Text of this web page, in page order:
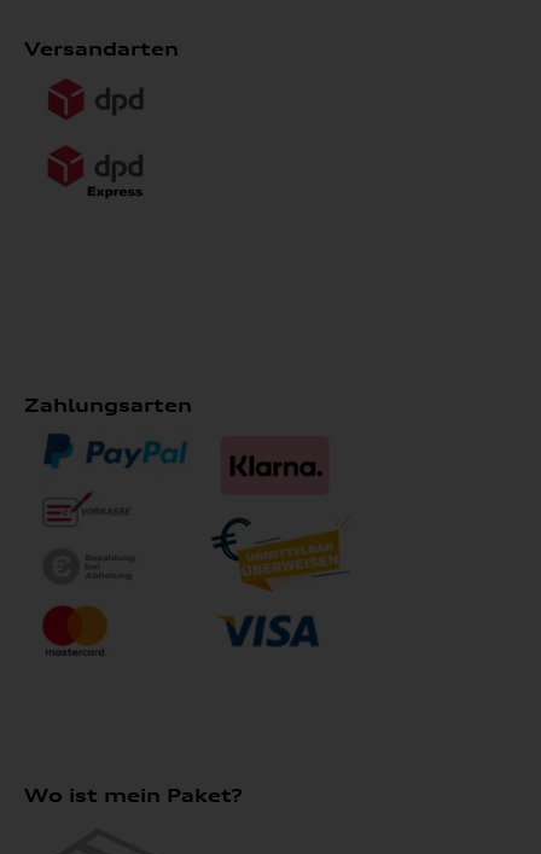
Versandarten
Zahlungsarten
Wo ist mein Paket?